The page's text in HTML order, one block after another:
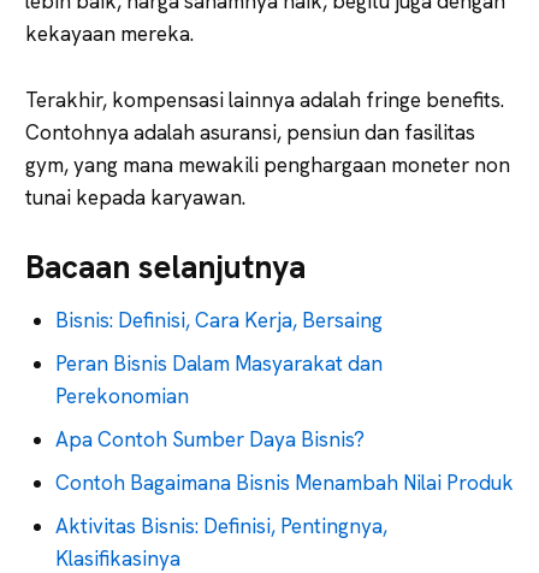
kekayaan mereka.
Terakhir, kompensasi lainnya adalah fringe benefits.
Contohnya adalah asuransi, pensiun dan fasilitas
gym, yang mana mewakili penghargaan moneter non
tunai kepada karyawan.
Bacaan selanjutnya
Bisnis: Definisi, Cara Kerja, Bersaing
Peran Bisnis Dalam Masyarakat dan
Perekonomian
Apa Contoh Sumber Daya Bisnis?
Contoh Bagaimana Bisnis Menambah Nilai Produk
Aktivitas Bisnis: Definisi, Pentingnya,
Klasifikasinya